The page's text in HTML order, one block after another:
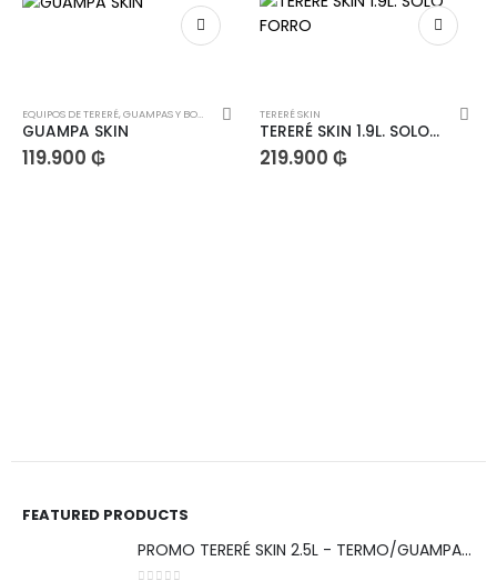
EQUIPOS DE TERERÉ,GUAMPAS Y BOMBILLAS TERERÉ SKIN
GUAMPA SKIN
119.900 ₲
TERERÉ SKIN
TERERÉ SKIN 1.9L. SOLO FORRO
219.900 ₲
FEATURED PRODUCTS
PROMO TERERÉ SKIN 2.5L - TERMO/GUAMPA/BOMBILLA